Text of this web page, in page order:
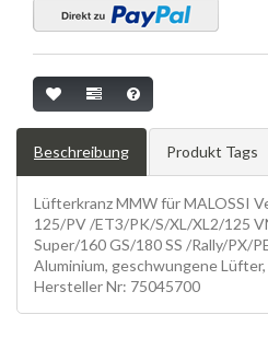
Beschreibung Produkt Tags
Lüfterkranz MMW für MALOSSI
125/PV /ET3/PK/S/XL/XL2/125
Super/160 GS/180 SS /Rally/PX/
Aluminium, geschwungene
Hersteller Nr: 75045700